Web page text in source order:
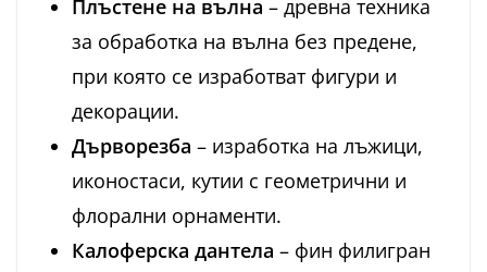
Плъстене на вълна – древна техника
за обработка на вълна без предене,
при която се изработват фигури и
декорации.
Дърворезба – изработка на лъжици,
иконостаси, кутии с геометрични и
флорални орнаменти.
Калоферска дантела – фин филигран